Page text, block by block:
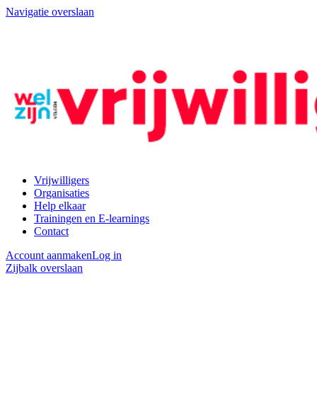
Navigatie overslaan
Vrijwilligers
Organisaties
Help elkaar
Trainingen en E-learnings
Contact
Account aanmakenLog in
Zijbalk overslaan